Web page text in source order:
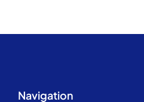
Navigation